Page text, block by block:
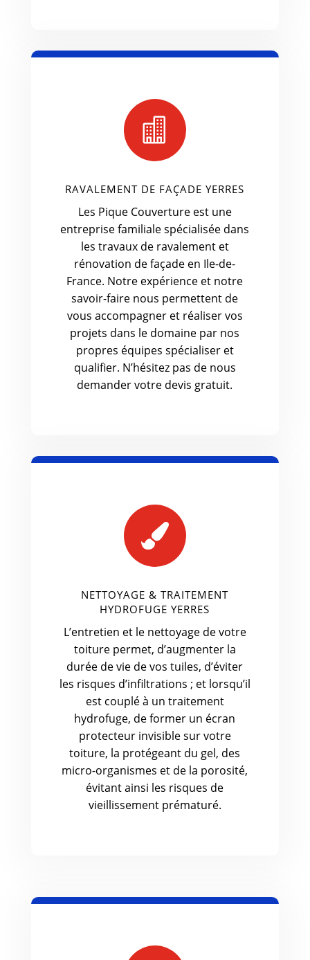

RAVALEMENT DE FAÇADE YERRES
Les Pique Couverture est une
entreprise familiale spécialisée dans
les travaux de ravalement et
rénovation de façade en Ile-de-
France. Notre expérience et notre
savoir-faire nous permettent de
vous accompagner et réaliser vos
projets dans le domaine par nos
propres équipes spécialiser et
qualifier. N’hésitez pas de nous
demander votre devis gratuit.

NETTOYAGE & TRAITEMENT
HYDROFUGE YERRES
L’entretien et le nettoyage de votre
toiture permet, d’augmenter la
durée de vie de vos tuiles, d’éviter
les risques d’infiltrations ; et lorsqu’il
est couplé à un traitement
hydrofuge, de former un écran
protecteur invisible sur votre
toiture, la protégeant du gel, des
micro-organismes et de la porosité,
évitant ainsi les risques de
vieillissement prématuré.